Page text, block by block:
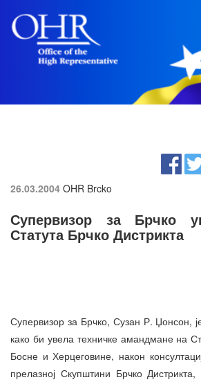
26.03.2004 OHR Brcko
Супервизор за Брчко
Статута Брчко Дистрикта
Супервизор за Брчко, Сузан Р. Џонсон,
како би увела техничке амандмане на
Босне и Херцеговине, након
прелазној Скупштини Брчко